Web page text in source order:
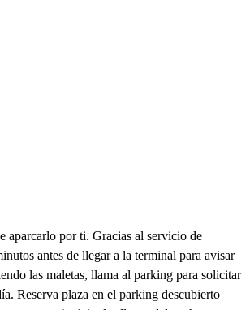
aparcarlo por ti. Gracias al servicio de
antes de llegar a la terminal para avisar
las maletas, llama al parking para solicitar
Reserva plaza en el parking descubierto